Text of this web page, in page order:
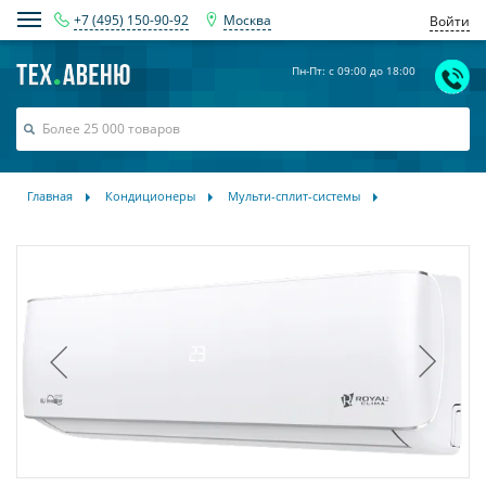
+7 (495) 150-90-92 Москва Войти
Пн-Пт: с 09:00 до 18:00
Главная Кондиционеры Мульти-сплит-системы